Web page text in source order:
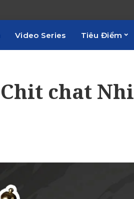
Video Series Tiêu Điểm
Chit chat